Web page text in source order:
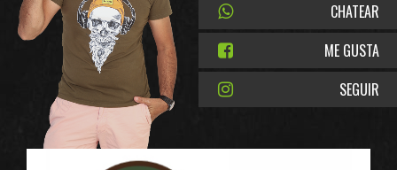
CHATEAR
ME GUSTA
SEGUIR